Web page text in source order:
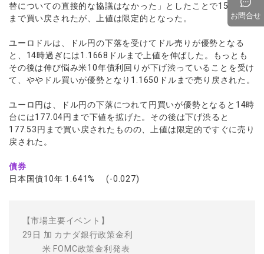
替についての直接的な協議はなかった」としたことで152.35円
まで買い戻されたが、上値は限定的となった。
ユーロドルは、ドル円の下落を受けてドル売りが優勢となる
と、14時過ぎには1.1668ドルまで上値を伸ばした。もっとも
その後は伸び悩み米10年債利回りが下げ渋っていることを受け
て、ややドル買いが優勢となり1.1650ドルまで売り戻された。
ユーロ円は、ドル円の下落につれて円買いが優勢となると14時
台には177.04円まで下値を拡げた。その後は下げ渋ると
177.53円まで買い戻されたものの、上値は限定的ですぐに売り
戻された。
債券
日本国債10年 1.641% (-0.027)
【市場主要イベント】
29日 加 カナダ銀行政策金利
米 FOMC政策金利発表
お問合せ